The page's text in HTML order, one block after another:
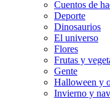
Música e instrumentos musicales
Peluches y caballos
Primavera y pascua
San Valentín y amor
Cuentos de
Deporte
Dinosaurios
El universo
Flores
Frutas y
Gente
Halloween y
Invierno y